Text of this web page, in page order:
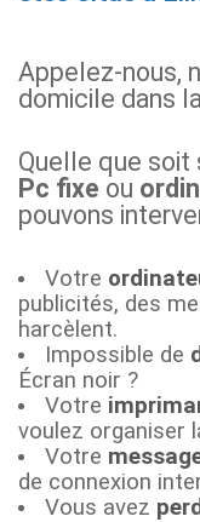
Appelez-nous,
domicile dans
Quelle que soit
Pc fixe ou
pouvons
Votre
publicités, des
harcèlent.
Impossible de
Écran noir ?
Votre
voulez organiser
Votre
de connexion
Vous avez